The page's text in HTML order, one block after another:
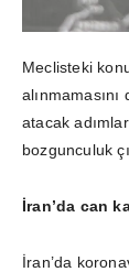
Meclisteki
atacak
bozgunculuk
İran’da can
İran’da